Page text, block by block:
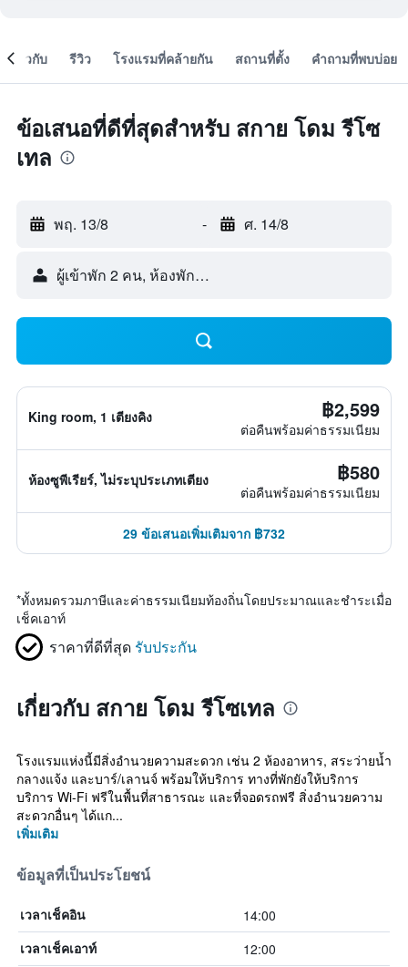
เกี่ยวกับ รีวิว โรงแรมที่คล้ายกัน สถานที่ตั้ง คำถามที่พบบ่อย
ข้อเสนอที่ดีที่สุดสำหรับ สกาย โดม รีโซ
เทล
พฤ. 13/8 - ศ. 14/8
ผู้เข้าพัก 2 คน, ห้องพัก 1 ห้อง
King room, 1 เตียงคิง ฿2,599
ต่อคืนพร้อมค่าธรรมเนียม
ห้องซูพีเรียร์, ไม่ระบุประเภทเตียง ฿580
ต่อคืนพร้อมค่าธรรมเนียม
29 ข้อเสนอเพิ่มเติมจาก ฿732
*ทั้งหมดรวมภาษีและค่าธรรมเนียมท้องถิ่นโดยประมาณและชำระเมื่อ
เช็คเอาท์
ราคาที่ดีที่สุด รับประกัน
เกี่ยวกับ สกาย โดม รีโซเทล
โรงแรมแห่งนี้มีสิ่งอำนวยความสะดวก เช่น 2 ห้องอาหาร, สระว่ายน้ำ
กลางแจ้ง และบาร์/เลานจ์ พร้อมให้บริการ ทางที่พักยังให้บริการ
บริการ Wi-Fi ฟรีในพื้นที่สาธารณะ และที่จอดรถฟรี สิ่งอำนวยความ
สะดวกอื่นๆ ได้แก...
เพิ่มเติม
ข้อมูลที่เป็นประโยชน์
เวลาเช็คอิน 14:00
เวลาเช็คเอาท์ 12:00